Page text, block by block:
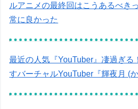
ルアニメの最終回はこうあるべき
常に良かった
最近の人気『YouTuber』凄過ぎる
すバーチャルYouTuber『輝夜月 (